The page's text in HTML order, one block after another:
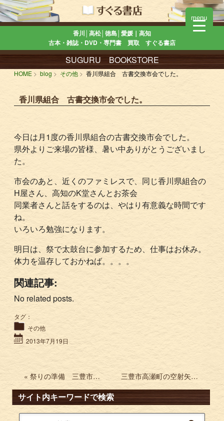
香川│高松│徳島│愛媛｜高知
古本・雑誌・DVD・専門書 買取 すぐる書店
SUGURU BOOKSTORE
HOME blog その他 香川県組合 古書交換市会でした。
香川県組合 古書交換市会でした。
今日は月1度の香川県組合の古書交換市会でした。
県外よりご来場の皆様、暑い中ありがとうございまし
た。
市会のあと、近くのファミレスで、同じ香川県組合の
H屋さん、高知のK堂さんとお茶会
同業者さんと話をするのは、やはり有意義な時間です
ね。
いろいろ勉強になります。
明日は、祭で太鼓台に参加するため、仕事はお休み。
体力を温存しておかねば。。。。
関連記事:
No related posts.
タグ：
その他
2013年7月19日
« 祭りの準備 三豊市高瀬町 空射矢まつりに「眉山太鼓台」が出ます。 三豊市高瀬町の空射矢GIONフェスティバルに「眉山太鼓台」参加 »
サイト内キーワードで検索
menu